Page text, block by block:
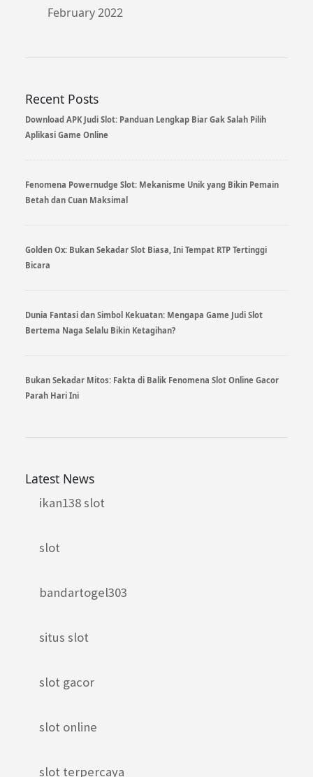
February 2022
Recent Posts
Download APK Judi Slot: Panduan Lengkap Biar Gak Salah Pilih
Aplikasi Game Online
Fenomena Powernudge Slot: Mekanisme Unik yang Bikin Pemain
Betah dan Cuan Maksimal
Golden Ox: Bukan Sekadar Slot Biasa, Ini Tempat RTP Tertinggi
Bicara
Dunia Fantasi dan Simbol Kekuatan: Mengapa Game Judi Slot
Bertema Naga Selalu Bikin Ketagihan?
Bukan Sekadar Mitos: Fakta di Balik Fenomena Slot Online Gacor
Parah Hari Ini
Latest News
ikan138 slot
slot
bandartogel303
situs slot
slot gacor
slot online
slot terpercaya